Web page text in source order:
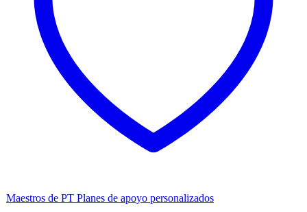
Maestros de PT Planes de apoyo personalizados